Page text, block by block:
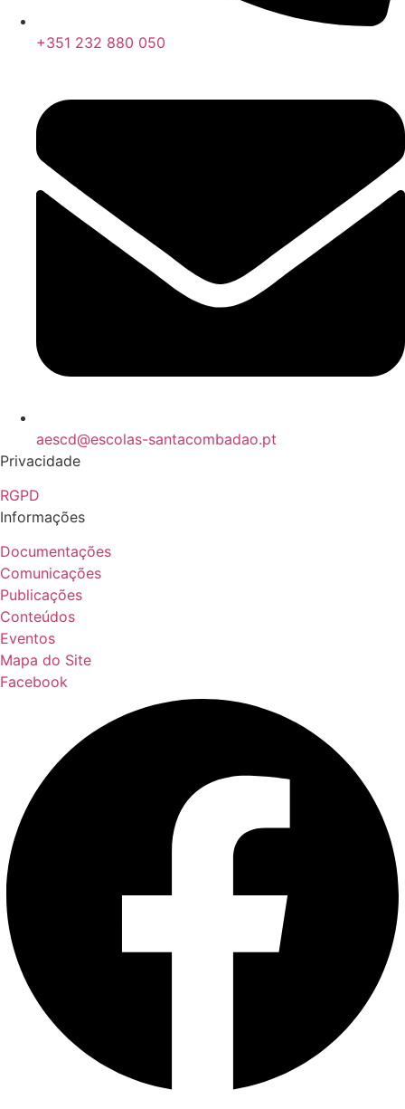
+351 232 880 050
aescd@escolas-santacombadao.pt
Privacidade
RGPD
Informações
Documentações
Comunicações
Publicações
Conteúdos
Eventos
Mapa do Site
Facebook